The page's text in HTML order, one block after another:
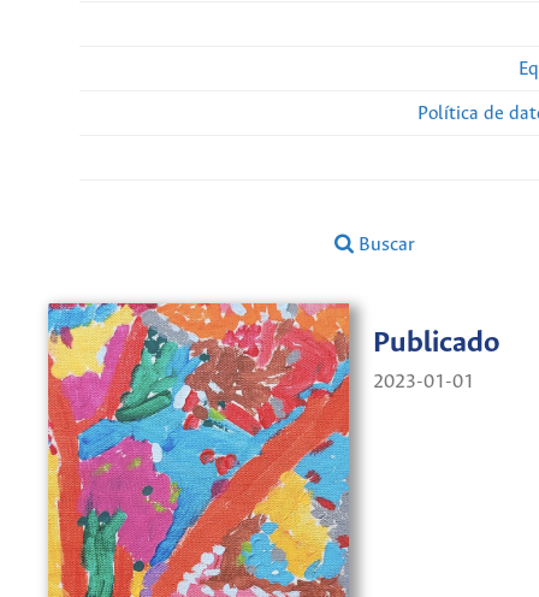
Política de
Buscar
Publicado
2023-01-01